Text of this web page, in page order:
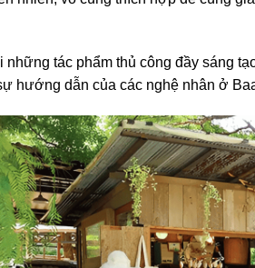
tác phẩm thủ công đầy sáng
hướng dẫn của các nghệ nhân ở